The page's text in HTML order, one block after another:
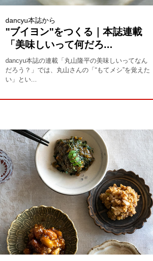
dancyu本誌から
"ブイヨン"をつくる｜本誌連載
「美味しいって何だろ...
dancyu本誌の連載「丸山隆平の美味しいってなん
だろう？」では、丸山さんの「“もてメシ”を覚えた
い」とい...